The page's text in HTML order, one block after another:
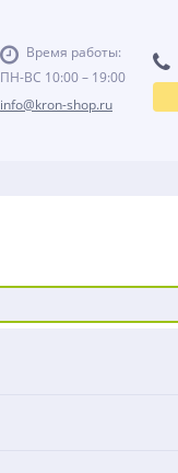
Время работы:
ПН-ВС 10:00 – 19:00
info@kron-shop.ru